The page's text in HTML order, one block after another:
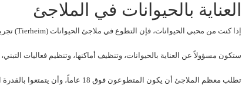
العناية بالحيوانات في الملاجئ
إذا كنت من محبي الحيوانات، فإن التطوع في ملاجئ الحيوانات (Tierheim) تجربة إنسانية ثرية.
ستكون مسؤولاً عن العناية بالحيوانات، وتنظيف أماكنها، وتنظيم فعاليات
تطلب معظم الملاجئ أن يكون المتطوعون فوق 18 عاماً، وأن يتمتعوا بالقدرة الجسدية للتعامل مع الحيوانات.